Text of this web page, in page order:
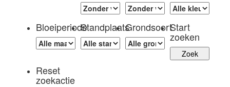
BloeiperiodeStandplaatsGrondsoortStart
zoeken
Reset
zoekactie